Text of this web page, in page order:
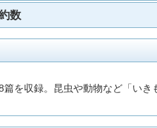
数
を収録。昆虫や動物など「いき